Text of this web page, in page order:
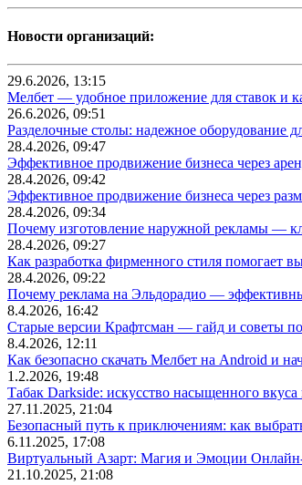
Новости организаций:
29.6.2026, 13:15
Мелбет — удобное приложение для ставок и
26.6.2026, 09:51
Разделочные столы: надежное
28.4.2026, 09:47
Эффективное продвижение бизнеса через
28.4.2026, 09:42
Эффективное продвижение бизнеса через
28.4.2026, 09:34
Почему изготовление наружной рекламы —
28.4.2026, 09:27
Как разработка фирменного стиля помогает
28.4.2026, 09:22
Почему реклама на Эльдорадио —
8.4.2026, 16:42
Старые версии Крафтсман — гайд и советы
8.4.2026, 12:11
Как безопасно скачать Мелбет на Android и
1.2.2026, 19:48
Табак Darkside: искусство насыщенного
27.11.2025, 21:04
Безопасный путь к приключениям: как
6.11.2025, 17:08
Виртуальный Азарт: Магия и Эмоции
21.10.2025, 21:08